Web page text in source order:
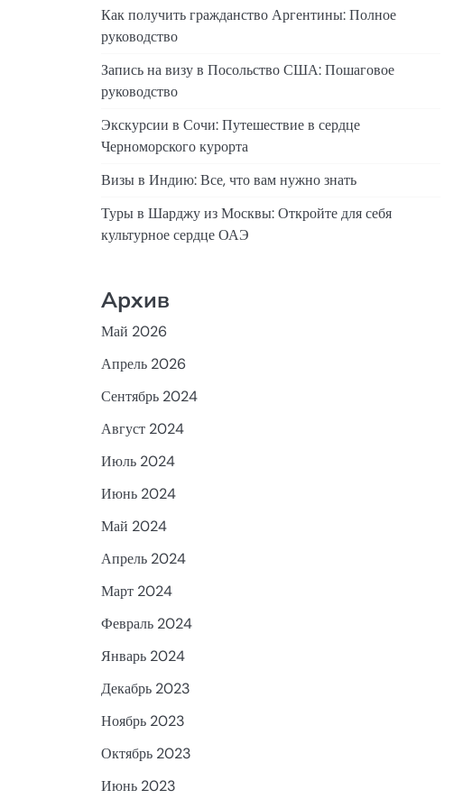
Как получить гражданство Аргентины: Полное
руководство
Запись на визу в Посольство США: Пошаговое
руководство
Экскурсии в Сочи: Путешествие в сердце
Черноморского курорта
Визы в Индию: Все, что вам нужно знать
Туры в Шарджу из Москвы: Откройте для себя
культурное сердце ОАЭ
Архив
Май 2026
Апрель 2026
Сентябрь 2024
Август 2024
Июль 2024
Июнь 2024
Май 2024
Апрель 2024
Март 2024
Февраль 2024
Январь 2024
Декабрь 2023
Ноябрь 2023
Октябрь 2023
Июнь 2023